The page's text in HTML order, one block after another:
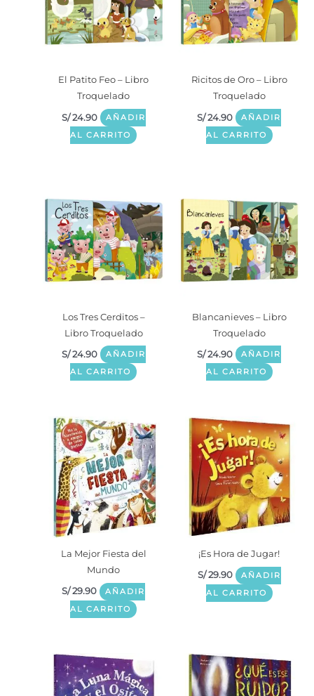
El Patito Feo – Libro
Troquelado
S/24.90
AÑADIR
AL CARRITO
Ricitos de Oro – Libro
Troquelado
S/24.90
AÑADIR
AL CARRITO
Los Tres Cerditos –
Libro Troquelado
S/24.90
AÑADIR
AL CARRITO
Blancanieves – Libro
Troquelado
S/24.90
AÑADIR
AL CARRITO
La Mejor Fiesta del
Mundo
S/29.90
AÑADIR
AL CARRITO
¡Es Hora de Jugar!
S/29.90
AÑADIR
AL CARRITO